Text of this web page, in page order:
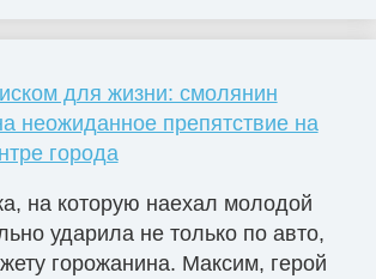
для жизни: смолянин
неожиданное препятствие на
города
на которую наехал молодой
ударила не только по авто,
горожанина. Максим, герой